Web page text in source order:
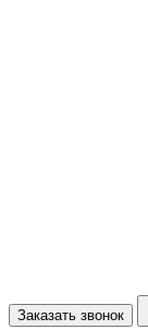
Заказать звонок